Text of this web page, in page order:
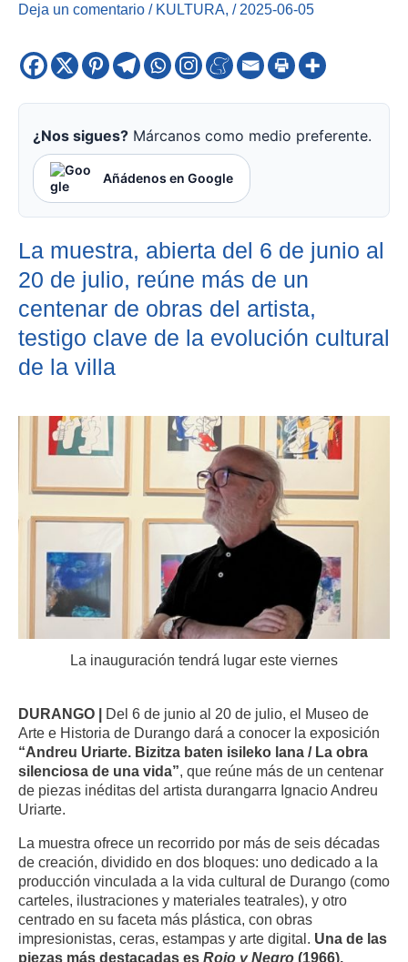
Deja un comentario / KULTURA, / 2025-06-05
¿Nos sigues? Márcanos como medio preferente.
Añádenos en Google
La muestra, abierta del 6 de junio al
20 de julio, reúne más de un
centenar de obras del artista,
testigo clave de la evolución cultural
de la villa
La inauguración tendrá lugar este viernes
DURANGO | Del 6 de junio al 20 de julio, el Museo de
Arte e Historia de Durango dará a conocer la exposición
“Andreu Uriarte. Bizitza baten isileko lana / La obra
silenciosa de una vida”, que reúne más de un centenar
de piezas inéditas del artista durangarra Ignacio Andreu
Uriarte.
La muestra ofrece un recorrido por más de seis décadas
de creación, dividido en dos bloques: uno dedicado a la
producción vinculada a la vida cultural de Durango (como
carteles, ilustraciones y materiales teatrales), y otro
centrado en su faceta más plástica, con obras
impresionistas, ceras, estampas y arte digital. Una de las
piezas más destacadas es Rojo y Negro (1966),